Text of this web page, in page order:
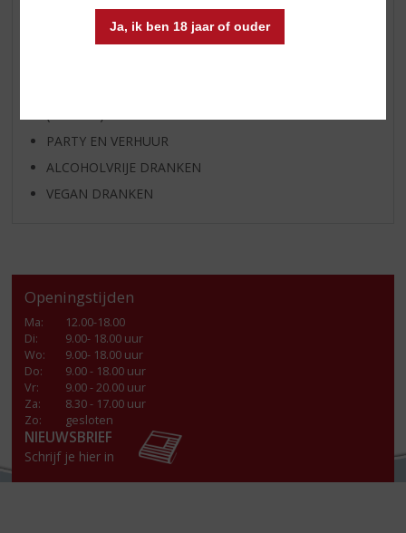
Ja, ik ben 18 jaar of ouder
KANT EN KLAAR
FRISDRANK
PARTY EN VERHUUR
ALCOHOLVRIJE DRANKEN
VEGAN DRANKEN
Openingstijden
Ma:
12.00-18.00
Di:
9.00- 18.00 uur
Wo:
9.00- 18.00 uur
Do:
9.00 - 18.00 uur
Vr:
9.00 - 20.00 uur
Za:
8.30 - 17.00 uur
Zo:
gesloten
NIEUWSBRIEF
Schrijf je hier in